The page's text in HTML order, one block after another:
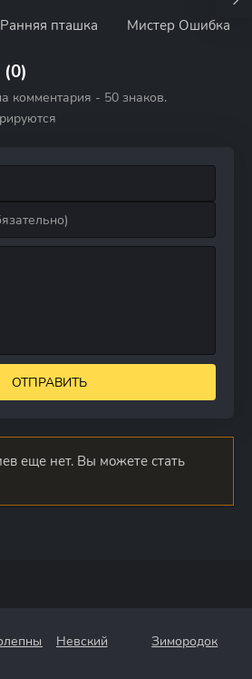
Ранняя пташка Мистер Ошибка
комментария - 50 знаков.
ОТПРАВИТЬ
еще нет. Вы можете стать
Невский Зимородок